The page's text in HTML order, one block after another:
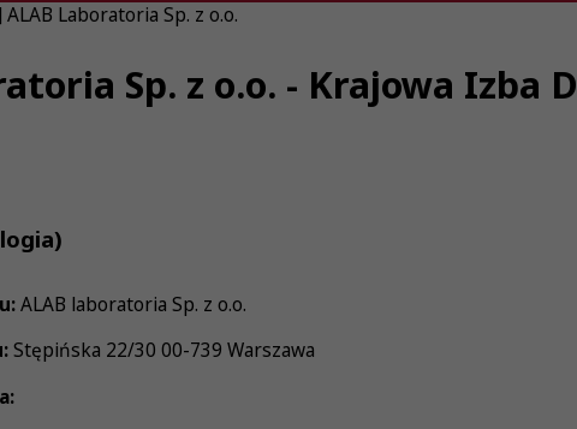
Laboratoria Sp. z o.o.
Sp. z o.o. - Krajowa Izba
ALAB laboratoria Sp. z o.o.
Stępińska 22/30 00-739 Warszawa